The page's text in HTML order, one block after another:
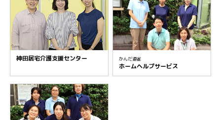
神田居宅介護支援センター かんだ連雀
ホームヘルプサービス